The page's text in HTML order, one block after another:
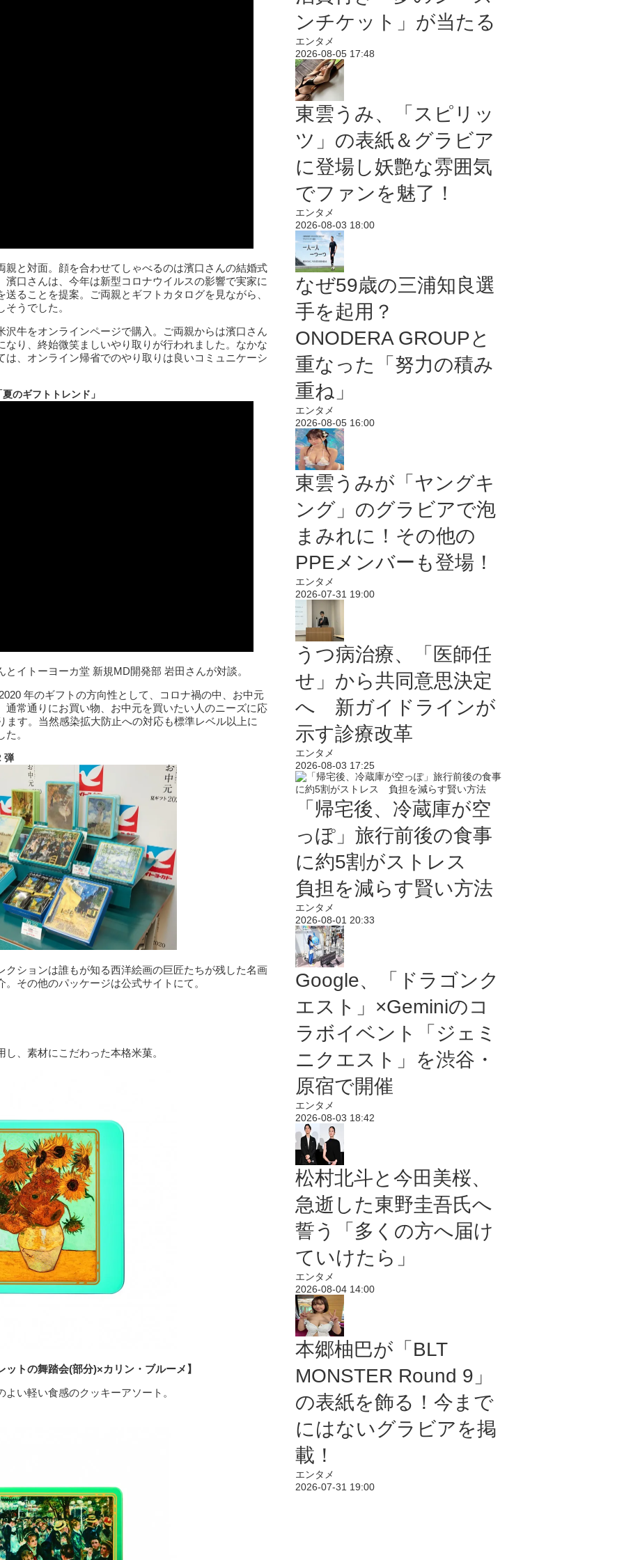
と対面。顔を合わせてしゃべるのは濱口さんの結婚式
口さんは、今年は新型コロナウイルスの影響で実家に
ることを提案。ご両親とギフトカタログを見ながら、
うでした。
牛をオンラインページで購入。ご両親からは濱口さん
り、終始微笑ましいやり取りが行われました。なかな
、オンライン帰省でのやり取りは良いコミュニケーシ
のギフトトレンド」
イトーヨーカ堂 新規MD開発部 岩田さんが対談。
年のギフトの方向性として、コロナ禍の中、お中元
常通りにお買い物、お中元を買いたい人のニーズに応
す。当然感染拡大防止への対応も標準レベル以上に
。
弾
ションは誰もが知る西洋絵画の巨匠たちが残した名画
その他のパッケージは公式サイトにて。
、素材にこだわった本格米菓。
ットの舞踏会(部分)×カリン・ブルーメ】
い軽い食感のクッキーアソート。
ンチケット」が当たる
エンタメ
2026-08-05 17:48
東雲うみ、「スピリッ
ツ」の表紙＆グラビア
に登場し妖艶な雰囲気
でファンを魅了！
エンタメ
2026-08-03 18:00
なぜ59歳の三浦知良選
手を起用？
ONODERA GROUPと
重なった「努力の積み
重ね」
エンタメ
2026-08-05 16:00
東雲うみが「ヤングキ
ング」のグラビアで泡
まみれに！その他の
PPEメンバーも登場！
エンタメ
2026-07-31 19:00
うつ病治療、「医師任
せ」から共同意思決定
へ 新ガイドラインが
示す診療改革
エンタメ
2026-08-03 17:25
「帰宅後、冷蔵庫が空
っぽ」旅行前後の食事
に約5割がストレス
負担を減らす賢い方法
エンタメ
2026-08-01 20:33
Google、「ドラゴンク
エスト」×Geminiのコ
ラボイベント「ジェミ
ニクエスト」を渋谷・
原宿で開催
エンタメ
2026-08-03 18:42
松村北斗と今田美桜、
急逝した東野圭吾氏へ
誓う「多くの方へ届け
ていけたら」
エンタメ
2026-08-04 14:00
本郷柚巴が「BLT
MONSTER Round 9」
の表紙を飾る！今まで
にはないグラビアを掲
載！
エンタメ
2026-07-31 19:00